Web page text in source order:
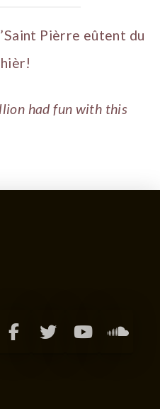
Pièrre eûtent du
had fun with this